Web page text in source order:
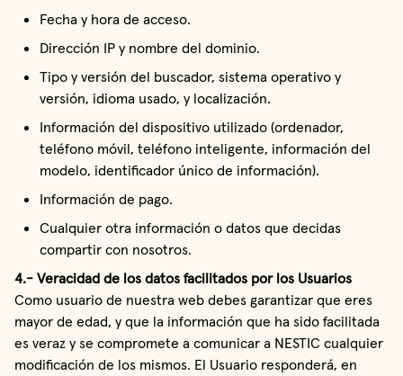
Fecha y hora de acceso.
Dirección IP y nombre del dominio.
Tipo y versión del buscador, sistema operativo y
versión, idioma usado, y localización.
Información del dispositivo utilizado (ordenador,
teléfono móvil, teléfono inteligente, información del
modelo, identificador único de información).
Información de pago.
Cualquier otra información o datos que decidas
compartir con nosotros.
4.- Veracidad de los datos facilitados por los Usuarios
Como usuario de nuestra web debes garantizar que eres
mayor de edad, y que la información que ha sido facilitada
es veraz y se compromete a comunicar a NESTIC cualquier
modificación de los mismos. El Usuario responderá, en